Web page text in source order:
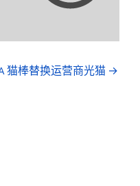
猫棒替换运营商光猫 →